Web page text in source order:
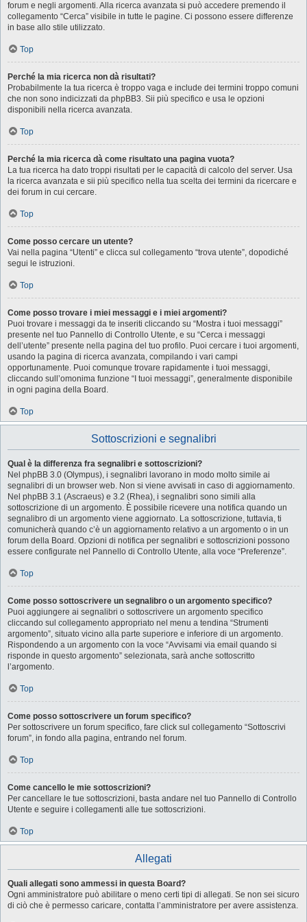
forum e negli argomenti. Alla ricerca avanzata si può accedere premendo il
collegamento “Cerca” visibile in tutte le pagine. Ci possono essere differenze
in base allo stile utilizzato.
Top
Perché la mia ricerca non dà risultati?
Probabilmente la tua ricerca è troppo vaga e include dei termini troppo comuni
che non sono indicizzati da phpBB3. Sii più specifico e usa le opzioni
disponibili nella ricerca avanzata.
Top
Perché la mia ricerca dà come risultato una pagina vuota?
La tua ricerca ha dato troppi risultati per le capacità di calcolo del server. Usa
la ricerca avanzata e sii più specifico nella tua scelta dei termini da ricercare e
dei forum in cui cercare.
Top
Come posso cercare un utente?
Vai nella pagina “Utenti” e clicca sul collegamento “trova utente”, dopodiché
segui le istruzioni.
Top
Come posso trovare i miei messaggi e i miei argomenti?
Puoi trovare i messaggi da te inseriti cliccando su “Mostra i tuoi messaggi”
presente nel tuo Pannello di Controllo Utente, e su “Cerca i messaggi
dell’utente” presente nella pagina del tuo profilo. Puoi cercare i tuoi argomenti,
usando la pagina di ricerca avanzata, compilando i vari campi
opportunamente. Puoi comunque trovare rapidamente i tuoi messaggi,
cliccando sull’omonima funzione “I tuoi messaggi”, generalmente disponibile
in ogni pagina della Board.
Top
Sottoscrizioni e segnalibri
Qual è la differenza fra segnalibri e sottoscrizioni?
Nel phpBB 3.0 (Olympus), i segnalibri lavorano in modo molto simile ai
segnalibri di un browser web. Non si viene avvisati in caso di aggiornamento.
Nel phpBB 3.1 (Ascraeus) e 3.2 (Rhea), i segnalibri sono simili alla
sottoscrizione di un argomento. È possibile ricevere una notifica quando un
segnalibro di un argomento viene aggiornato. La sottoscrizione, tuttavia, ti
comunicherà quando c’è un aggiornamento relativo a un argomento o in un
forum della Board. Opzioni di notifica per segnalibri e sottoscrizioni possono
essere configurate nel Pannello di Controllo Utente, alla voce “Preferenze”.
Top
Come posso sottoscrivere un segnalibro o un argomento specifico?
Puoi aggiungere ai segnalibri o sottoscrivere un argomento specifico
cliccando sul collegamento appropriato nel menu a tendina “Strumenti
argomento”, situato vicino alla parte superiore e inferiore di un argomento.
Rispondendo a un argomento con la voce “Avvisami via email quando si
risponde in questo argomento” selezionata, sarà anche sottoscritto
l’argomento.
Top
Come posso sottoscrivere un forum specifico?
Per sottoscrivere un forum specifico, fare click sul collegamento “Sottoscrivi
forum”, in fondo alla pagina, entrando nel forum.
Top
Come cancello le mie sottoscrizioni?
Per cancellare le tue sottoscrizioni, basta andare nel tuo Pannello di Controllo
Utente e seguire i collegamenti alle tue sottoscrizioni.
Top
Allegati
Quali allegati sono ammessi in questa Board?
Ogni amministratore può abilitare o meno certi tipi di allegati. Se non sei sicuro
di ciò che è permesso caricare, contatta l’amministratore per avere assistenza.